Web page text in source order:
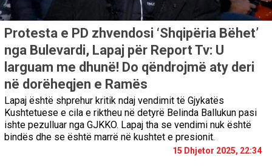
Protesta e PD zhvendosi ‘Shqipëria Bëhet’
nga Bulevardi, Lapaj për Report Tv: U
larguam me dhunë! Do qëndrojmë aty deri
në dorëheqjen e Ramës
Lapaj është shprehur kritik ndaj vendimit të Gjykatës
Kushtetuese e cila e riktheu në detyrë Belinda Ballukun pasi
ishte pezulluar nga GJKKO. Lapaj tha se vendimi nuk është
bindës dhe se është marrë në kushtet e presionit.
15 Dhjetor 2025, 22:34